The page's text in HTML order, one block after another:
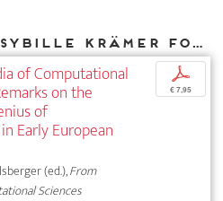
Other texts by Sybille Krämer for DIAPHANES
of Computational
on the
of
Early European
(ed.),From
Sciences
p
€ 7,95